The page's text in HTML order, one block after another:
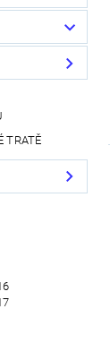
TRATĚ